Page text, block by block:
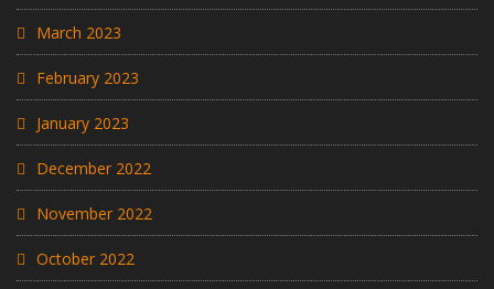
March 2023
February 2023
January 2023
December 2022
November 2022
October 2022